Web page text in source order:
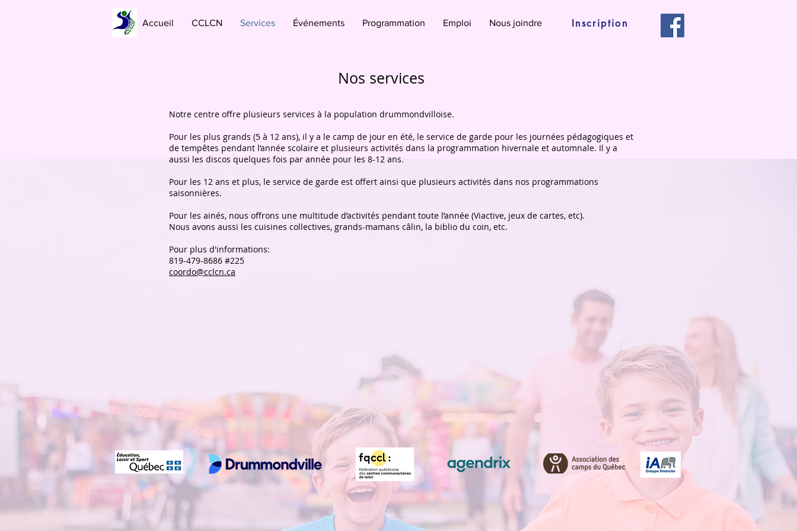
Accueil CCLCN Services Événements Programmation Emploi Nous joindre Inscription
Nos services
Notre centre offre plusieurs services à la population drummondvilloise.
Pour les plus grands (5 à 12 ans), il y a le camp de jour en été, le service de garde pour les journées pédagogiques et
de tempêtes pendant l’année scolaire et plusieurs activités dans la programmation hivernale et automnale. Il y a
aussi les discos quelques fois par année pour les 8-12 ans.
Pour les 12 ans et plus, le service de garde est offert ainsi que plusieurs activités dans nos programmations
saisonnières.
Pour les ainés, nous offrons une multitude d’activités pendant toute l’année (Viactive, jeux de cartes, etc).
Nous avons aussi les cuisines collectives, grands-mamans câlin, la biblio du coin, etc.
Pour plus d'informations:
819-479-8686 #225
coordo@cclcn.ca